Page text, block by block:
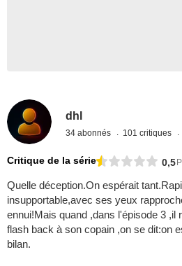
dhl
34 abonnés 101 critiques
Critique de la série 0,5
Quelle déception.On espérait
insupportable,avec ses yeux
ennui!Mais quand ,dans l'épisode 3 ,il
flash back à son copain ,on se dit:on
bilan.